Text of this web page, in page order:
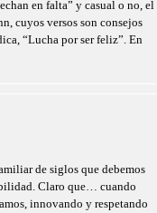
en falta” y casual o no, el
cuyos versos son consejos
“Lucha por ser feliz”. En
de siglos que debemos
Claro que… cuando
innovando y respetando